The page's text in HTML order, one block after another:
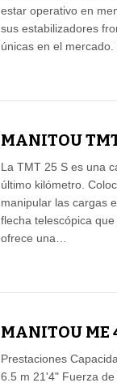
estar operativo en
sus estabilizadores
únicas en el mercado.
MANITOU
La TMT 25 S es una
último kilómetro.
manipular las cargas
flecha telescópica
ofrece una…
MANITOU ME
Prestaciones
6.5 m 21'4" Fuerza